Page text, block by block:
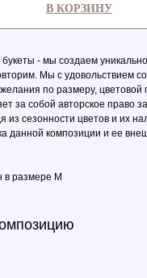
В КОРЗИНУ
- мы создаем
Мы с удовольствием
по размеру, цветовой
за собой авторское право
из сезонности цветов и их
данной композиции и ее
в размере M